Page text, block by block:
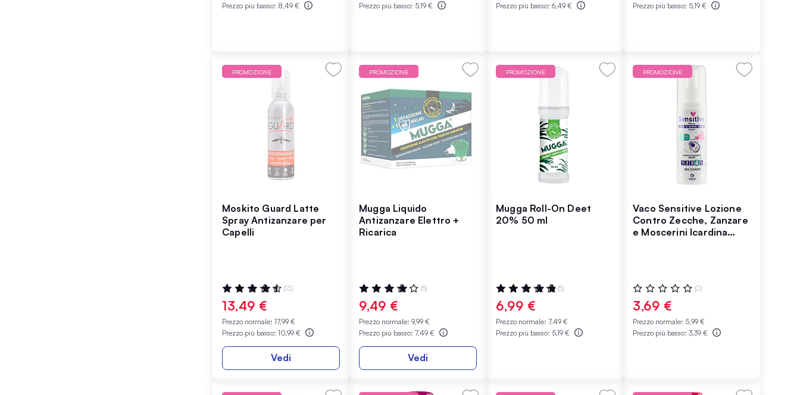
Prezzo più basso: 8,49 €
Prezzo più basso: 5,19 €
Prezzo più basso: 6,49 €
Prezzo più basso: 5,19 €
PROMOZIONE
Moskito Guard Latte
Spray Antizanzare per
Capelli
Valutazione:
93%
(13)
13,49 €
Prezzo normale: 17,99 €
Prezzo più basso: 10,99 €
Vedi
PROMOZIONE
Mugga Liquido
Antizanzare Elettro +
Ricarica
Valutazione:
83%
(5)
9,49 €
Prezzo normale: 9,99 €
Prezzo più basso: 7,49 €
Vedi
PROMOZIONE
Mugga Roll-On Deet
20% 50 ml
Valutazione:
100%
(5)
6,99 €
Prezzo normale: 7,49 €
Prezzo più basso: 5,19 €
PROMOZIONE
Vaco Sensitive Lozione
Contro Zecche, Zanzare
e Moscerini Icardina
Valutazione:
0%
(0)
3,69 €
Prezzo normale: 5,99 €
Prezzo più basso: 3,39 €